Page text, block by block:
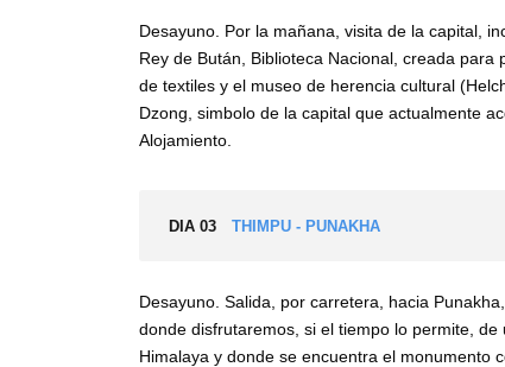
Desayuno. Por la mañana, visita de la capital,
Rey de Bután, Biblioteca Nacional, creada
de textiles y el museo de herencia cultural
Dzong, simbolo de la capital que actualmente
Alojamiento.
DIA 03 THIMPU - PUNAKHA
Desayuno. Salida, por carretera, hacia
donde disfrutaremos, si el tiempo lo permite,
Himalaya y donde se encuentra el monumento